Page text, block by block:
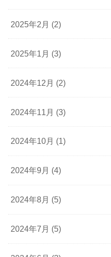
2025年2月 (2)
2025年1月 (3)
2024年12月 (2)
2024年11月 (3)
2024年10月 (1)
2024年9月 (4)
2024年8月 (5)
2024年7月 (5)